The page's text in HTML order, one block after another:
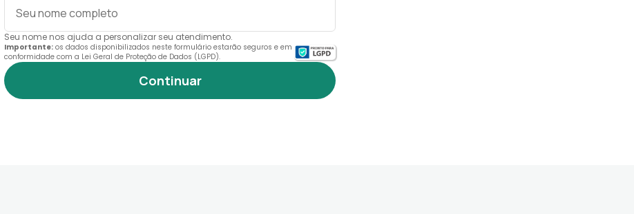
Seu nome nos ajuda a personalizar seu atendimento.
Importante: os dados disponibilizados neste formulário estarão seguros e em
conformidade com a Lei Geral de Proteção de Dados (LGPD).
Continuar